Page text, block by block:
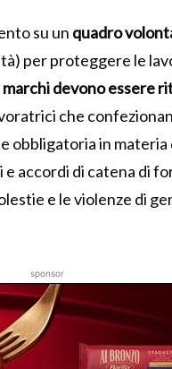
su un quadro
per proteggere le
devono essere
che
obbligatoria in
accordi di catena di
e le violenze di
sponsor